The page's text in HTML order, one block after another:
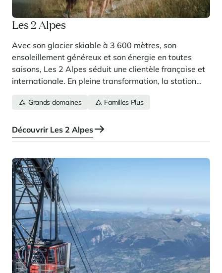
Les 2 Alpes
Avec son glacier skiable à 3 600 mètres, son
ensoleillement généreux et son énergie en toutes
saisons, Les 2 Alpes séduit une clientèle française et
internationale. En pleine transformation, la station
un bien d’exception à la montagne.
Grands domaines Familles Plus
Découvrir Les 2 Alpes